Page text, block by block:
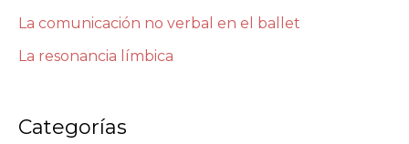
La comunicación no verbal en el ballet
La resonancia límbica
Categorías